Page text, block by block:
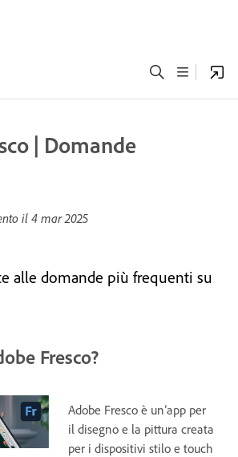
| Domande
il 4 mar 2025
alle domande più frequenti su
Fresco?
Adobe Fresco è un’app per
il disegno e la pittura creata
per i dispositivi stilo e touch